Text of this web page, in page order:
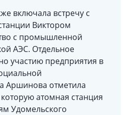
включала встречу с
Виктором
с промышленной
АЭС. Отдельное
участию предприятия в
Аршинова отметила
атомная станция
Удомельского